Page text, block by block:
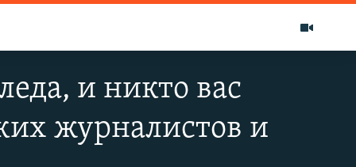
и никто вас
журналистов и